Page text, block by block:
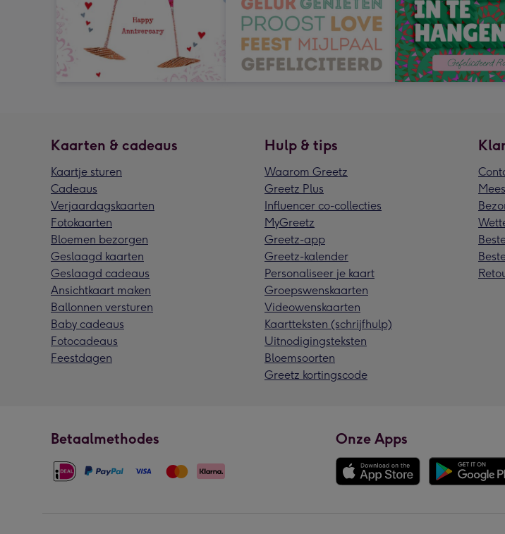
Kaarten & cadeaus
Kaartje sturen
Cadeaus
Verjaardagskaarten
Fotokaarten
Bloemen bezorgen
Geslaagd kaarten
Geslaagd cadeaus
Ansichtkaart maken
Ballonnen versturen
Baby cadeaus
Fotocadeaus
Feestdagen
Hulp & tips
Waarom Greetz
Greetz Plus
Influencer co-collecties
MyGreetz
Greetz-app
Greetz-kalender
Personaliseer je kaart
Groepswenskaarten
Videowenskaarten
Kaartteksten (schrijfhulp)
Uitnodigingsteksten
Bloemsoorten
Greetz kortingscode
Betaalmethodes Onze Apps